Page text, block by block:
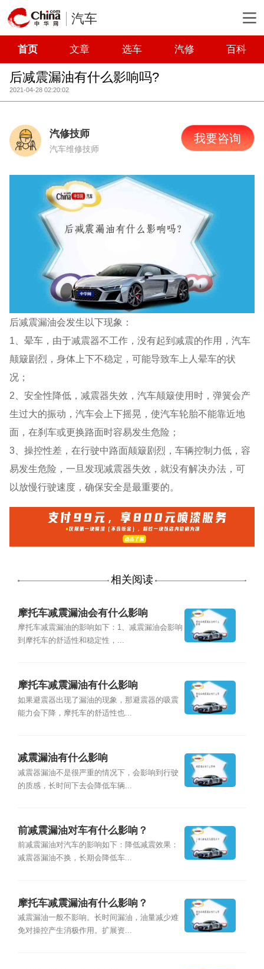
汽车
首页 文章 选车 汽修 百科
后减震漏油有什么影响吗?
2021-04-28 02:20:02
汽修技师
汽车维修技师
我要咨询
后减震漏油会发生以下现象：
1、晕车，由于减震器不工作，没有起到减震的作用，汽车
颠簸剧烈，身体上下不稳定，可能导致车上人晕车的状
况；
2、安全性降低，减震器失效，汽车颠簸使用时，弹簧会产
生过大的振动，汽车会上下摇晃，使汽车轮胎不能靠近地
面，在刹车或更换路面时容易发生危险；
3、操控性差，在行驶中路面颠簸剧烈，车辆控制力低，容
易发生危险，一旦发现减震器失效，就没有解决办法，可
以放慢行驶速度，确保安全是最重要的。
相关阅读
摩托车减震漏油会有什么影响
摩托车减震漏油的影响如下：1、减震漏油会影响
到摩托车的舒适性和稳定性，...
摩托车减震漏油有什么影响
如果避震器出现了漏油的现象，那避震器的吸震
能力会下降，摩托车的舒适性也...
减震漏油有什么影响
减震器漏油不是很严重的情况下，会影响到行驶
的质感，长时间下去会降低车辆...
前减震漏油对车有什么影响？
前减震漏油对汽车的影响如下：降低减震效果：
减震器漏油不换，长期会降低车...
摩托车减震漏油有什么影响？
减震漏油一般不影响。长时间漏油，油量减少难
免对操控产生消极作用。扩展资...